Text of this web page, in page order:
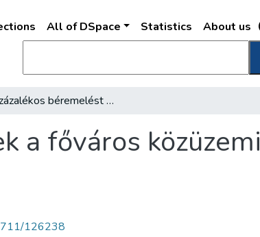
All of DSpace Statistics About us
75 százalékos béremelést követelnek a főváros közüzemi munkásai
a főváros közüzemi
126238